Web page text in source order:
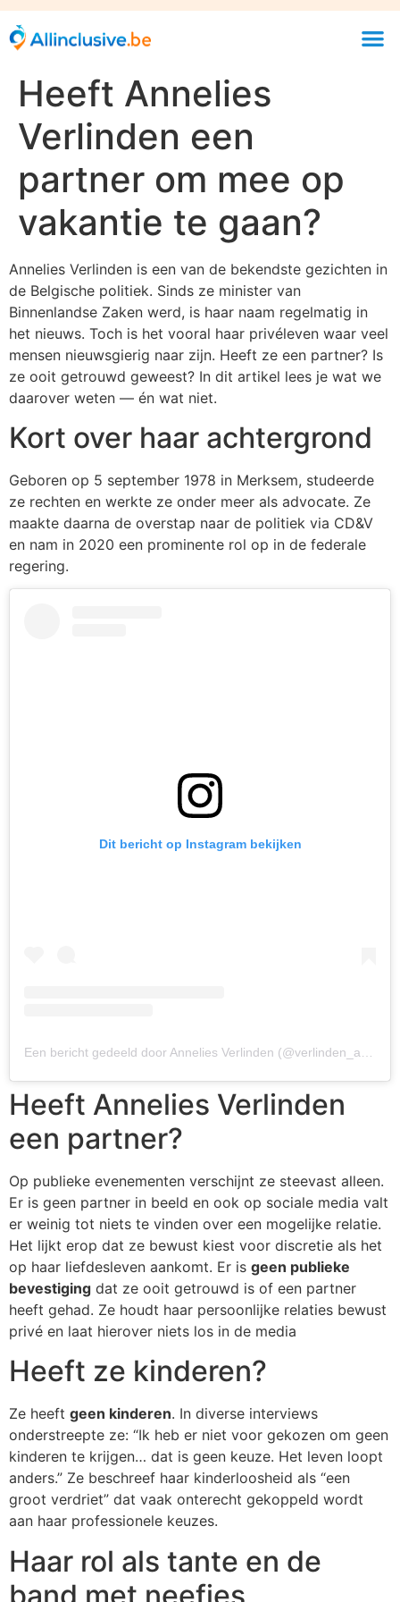
Heeft Annelies
Verlinden een
partner om mee op
vakantie te gaan?
Annelies Verlinden is een van de bekendste gezichten in
de Belgische politiek. Sinds ze minister van
Binnenlandse Zaken werd, is haar naam regelmatig in
het nieuws. Toch is het vooral haar privéleven waar veel
mensen nieuwsgierig naar zijn. Heeft ze een partner? Is
ze ooit getrouwd geweest? In dit artikel lees je wat we
daarover weten — én wat niet.
Kort over haar achtergrond
Geboren op 5 september 1978 in Merksem, studeerde
ze rechten en werkte ze onder meer als advocate. Ze
maakte daarna de overstap naar de politiek via CD&V
en nam in 2020 een prominente rol op in de federale
regering.
Dit bericht op Instagram bekijken
Heeft Annelies Verlinden
een partner?
Op publieke evenementen verschijnt ze steevast alleen.
Er is geen partner in beeld en ook op sociale media valt
er weinig tot niets te vinden over een mogelijke relatie.
Het lijkt erop dat ze bewust kiest voor discretie als het
op haar liefdesleven aankomt. Er is geen publieke
bevestiging dat ze ooit getrouwd is of een partner
heeft gehad. Ze houdt haar persoonlijke relaties bewust
privé en laat hierover niets los in de media
Heeft ze kinderen?
Ze heeft geen kinderen. In diverse interviews
onderstreepte ze: “Ik heb er niet voor gekozen om geen
kinderen te krijgen… dat is geen keuze. Het leven loopt
anders.” Ze beschreef haar kinderloosheid als “een
groot verdriet” dat vaak onterecht gekoppeld wordt
aan haar professionele keuzes.
Haar rol als tante en de